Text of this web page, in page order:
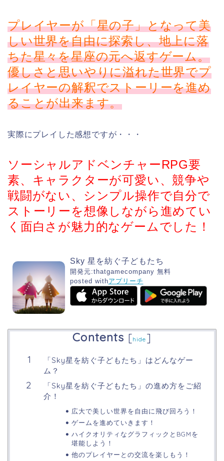
プレイヤーが「星の子」となって美
しい世界を自由に探索し、地上に落
ちた星々を星座の元へ返すゲーム。
優しさと思いやりに溢れた世界でプ
レイヤーの解釈でストーリーを進め
ることが出来ます。
実際にプレイした感想ですが・・・
ソーシャルアドベンチャーRPG要
素、キャラクターが可愛い、競争や
戦闘がない、シンプル操作で自分で
ストーリーを想像しながら進めてい
く面白さが魅力的なゲームでした！
Sky 星を紡ぐ子どもたち
開発元:thatgamecompany 無料
posted withアプリーチ
Contents [hide ]
「Sky星を紡ぐ子どもたち」はどんなゲー
ム？
「Sky星を紡ぐ子どもたち」の進め方をご紹
介！
広大で美しい世界を自由に飛び回ろう！
ゲームを進めていきます！
ハイクオリティなグラフィックとBGMを
堪能しよう！
他のプレイヤーとの交流を楽しもう！